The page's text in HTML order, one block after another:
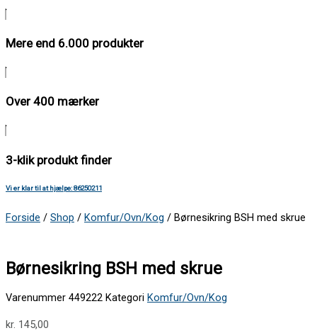
Mere end 6.000 produkter
Over 400 mærker
3-klik produkt finder
Vi er klar til at hjælpe: 86250211
Forside / Shop / Komfur/Ovn/Kog / Børnesikring BSH med skrue
Børnesikring BSH med skrue
Varenummer 449222 Kategori Komfur/Ovn/Kog
kr. 145,00